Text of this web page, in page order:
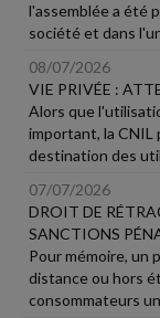
l'assemblée a été
société et dans
08/07/2026
VIE PRIVÉE :
Alors que
important, la CNIL
destination des
07/07/2026
DROIT DE
SANCTIONS
Pour mémoire, un
distance ou hors
consommateurs